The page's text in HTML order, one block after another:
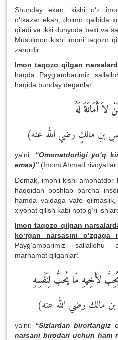
Shunday ekan, kishi o‘z
o‘tkazar ekan, doimo qalbida
qiladi va ikki dunyoda baxt va
Musulmon kishi imoni taqozo
zarurdir.
Imon taqozo qilgan
haqda Payg‘ambarimiz
haqida bunday deganlar:
لاَ أَمَانَةَ لَهُ
بنِ مالكٍ رضي الله عنه)
ya'ni:
“Omonatdorligi yo‘q
emas)” (Imom Ahmad
Demak, imonli kishi amonatdor
haqqidan boshlab barcha
hamda va'daga vafo
xiyonat qilish kabi noto‘g‘ri
Imon taqozo qilgan
ko‘rgan narsasini o‘zgaga
Payg‘ambarimiz
marhamat qilganlar:
لأَخِيهِ مَا يُحبُّ لِنَفْسِهِ
مالك رضي الله عنه)
ya'ni:
“Sizlardan birortangiz
narsani birodari uchun ham